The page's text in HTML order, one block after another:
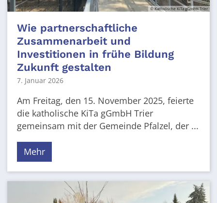
© Katholische KiTa gGmbH Trier
Wie partnerschaftliche
Zusammenarbeit und
Investitionen in frühe Bildung
Zukunft gestalten
7. Januar 2026
Am Freitag, den 15. November 2025, feierte
die katholische KiTa gGmbH Trier
gemeinsam mit der Gemeinde Pfalzel, der ...
Mehr